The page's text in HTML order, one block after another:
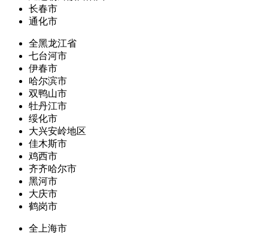
长春市
通化市
全黑龙江省
七台河市
伊春市
哈尔滨市
双鸭山市
牡丹江市
绥化市
大兴安岭地区
佳木斯市
鸡西市
齐齐哈尔市
黑河市
大庆市
鹤岗市
全上海市